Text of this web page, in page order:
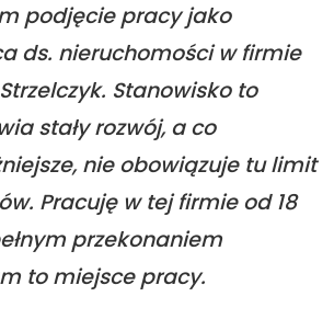
podjęcie pracy jako
ds. nieruchomości w firmie
Stanowisko to
stały rozwój, a co
nie obowiązuje tu limit
Pracuję w tej firmie od 18
przekonaniem
to miejsce pracy.